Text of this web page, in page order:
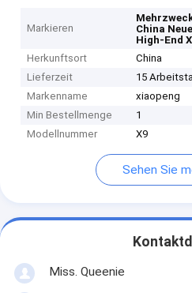
Markieren
China
High-End
Herkunftsort
China
Lieferzeit
15
Markenname
xiaopeng
Min Bestellmenge
1
Modellnummer
X9
Sehen Sie
Miss. Queenie